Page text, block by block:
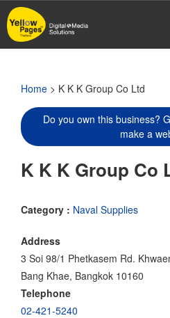
Skip
to
main
Home > K K K Group Co Ltd
Do you own this business?
make a
K K K Group Co
Category : Naval Supplies
Address
3 Soi 98/1 Phetkasem Rd.
Bang Khae, Bangkok 10160
Telephone
02-421-5240